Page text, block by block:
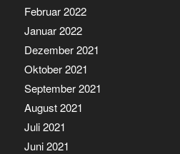
Februar 2022
Januar 2022
Dezember 2021
Oktober 2021
September 2021
August 2021
Juli 2021
Juni 2021